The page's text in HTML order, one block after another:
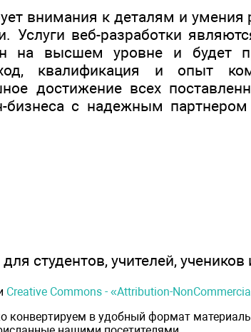
внимания к деталям и умения
Услуги веб-разработки
на высшем уровне и будет
квалификация и опыт
достижение всех
с надежным партнером
студентов, учителей, учеников
Creative Commons - «Attribution-
в удобный формат